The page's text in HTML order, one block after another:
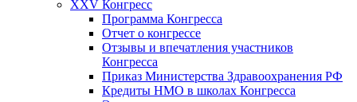
XXV Конгресс
Программа Конгресса
Отчет о конгрессе
Отзывы и впечатления участников
Конгресса
Приказ Министерства Здравоохранения РФ
Кредиты НМО в школах Конгресса